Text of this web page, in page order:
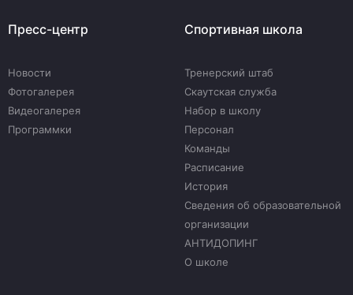
Пресс-центр
Новости
Фотогалерея
Видеогалерея
Программки
Спортивная школа
Тренерский штаб
Скаутская служба
Набор в школу
Персонал
Команды
Расписание
История
Сведения об образовательной
организации
АНТИДОПИНГ
О школе